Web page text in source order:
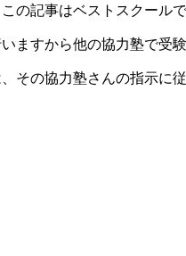
の記事はベストスクール
ますから他の協力塾で受
その協力塾さんの指示に従